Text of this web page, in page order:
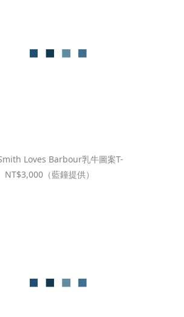
Loves Barbour乳牛圖案T-
（藍鐘提供）